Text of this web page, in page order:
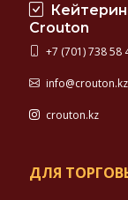
Crouton
+7 (701) 738 58
info@crouton.kz
crouton.kz
ДЛЯ